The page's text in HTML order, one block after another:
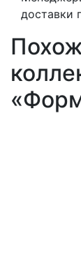
доставки